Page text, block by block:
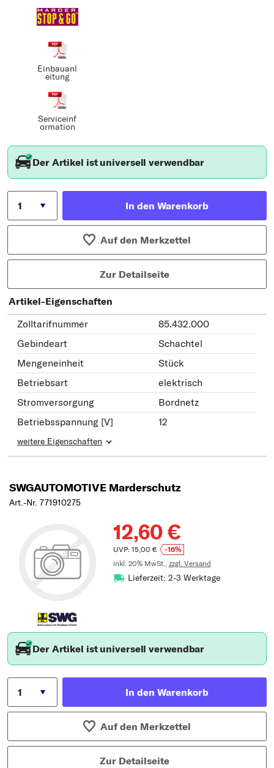
Einbauanl
eitung
Serviceinf
ormation
Der Artikel ist universell verwendbar
In den Warenkorb
Auf den Merkzettel
Zur Detailseite
Artikel-Eigenschaften
Zolltarifnummer
85.432.000
Gebindeart
Schachtel
Mengeneinheit
Stück
Betriebsart
elektrisch
Stromversorgung
Bordnetz
Betriebsspannung [V]
12
weitere Eigenschaften
SWGAUTOMOTIVE Marderschutz
Art.-Nr. 771910275
12,60 €
UVP: 15,00 €
-16%
inkl. 20% MwSt., zzgl. Versand
Lieferzeit: 2-3 Werktage
Der Artikel ist universell verwendbar
In den Warenkorb
Auf den Merkzettel
Zur Detailseite